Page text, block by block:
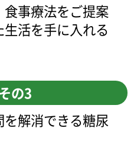
食事療法をご提案
活を手に入れる
の3
解消できる糖尿